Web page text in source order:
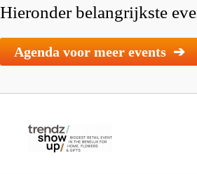
Hieronder belangrijkste
Agenda voor meer events ➔